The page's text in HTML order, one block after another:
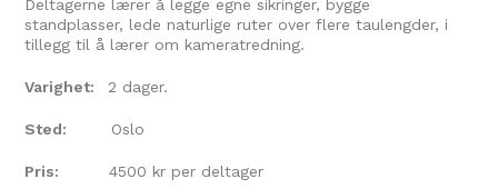
Deltagerne lærer å legge egne sikringer, bygge
standplasser, lede naturlige ruter over flere taulengder, i
tillegg til å lærer om kameratredning.
Varighet: 2 dager.
Sted: Oslo
Pris: 4500 kr per deltager